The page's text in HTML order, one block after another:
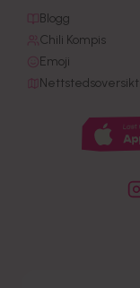
Blogg
Chili Kompis
Emoji
Nettstedsoversikt